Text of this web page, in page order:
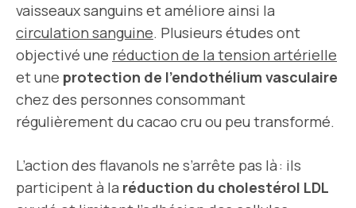
vaisseaux sanguins et améliore ainsi la
circulation sanguine. Plusieurs études ont
objectivé une réduction de la tension artérielle
et une protection de l’endothélium vasculaire
chez des personnes consommant
régulièrement du cacao cru ou peu transformé.
L’action des flavanols ne s’arrête pas là : ils
participent à la réduction du cholestérol LDL